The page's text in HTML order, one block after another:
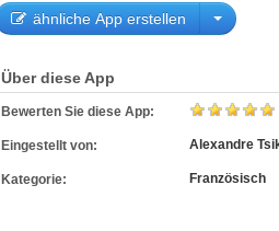
ähnliche App erstellen
Über diese App
Bewerten Sie diese App:
Eingestellt von: Alexandre
Kategorie: Französisch